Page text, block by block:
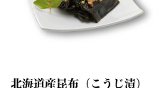
北海道産昆布（こうじ漬）